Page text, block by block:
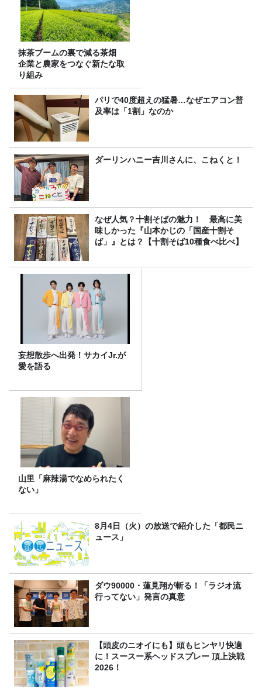
抹茶ブームの裏で減る茶畑
企業と農家をつなぐ新たな取
り組み
パリで40度超えの猛暑…なぜエアコン普
及率は「1割」なのか
ダーリンハニー吉川さんに、こねくと！
なぜ人気？十割そばの魅力！ 最高に美
味しかった『山本かじの「国産十割そ
ば」』とは？【十割そば10種食べ比べ】
妄想散歩へ出発！サカイJr.が
愛を語る
山里「麻辣湯でなめられたく
ない」
8月4日（火）の放送で紹介した「都民ニ
ュース」
ダウ90000・蓮見翔が斬る！「ラジオ流
行ってない」発言の真意
【頭皮のニオイにも】頭もヒンヤリ快適
に！スースー系ヘッドスプレー 頂上決戦
2026！